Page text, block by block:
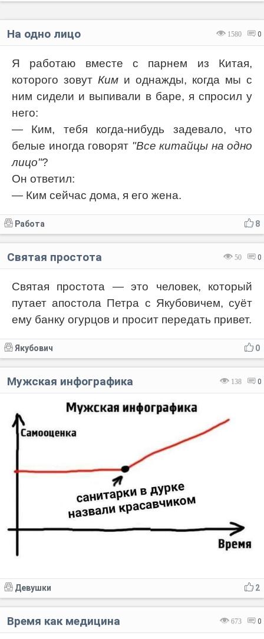
1580 0
На одно лицо
Я работаю вместе с парнем из Китая,
которого зовут Ким и однажды, когда мы с
ним сидели и выпивали в баре, я спросил у
него:
— Ким, тебя когда-нибудь задевало, что
белые иногда говорят "Все китайцы на одно
лицо"?
Он ответил:
— Ким сейчас дома, я его жена.
8
Работа
50 0
Святая простота
Святая простота — это человек, который
путает апостола Петра с Якубовичем, суёт
ему банку огурцов и просит передать привет.
0
Якубович
138 0
Мужская инфографика
2
Девушки
673 0
Время как медицина